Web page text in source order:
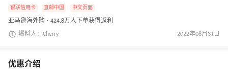
银联信用卡 直邮中国 中文页面
亚马逊海外购 · 424.8万人下单获得返利
爆料人：Cherry 2022年08月31日
优惠介绍